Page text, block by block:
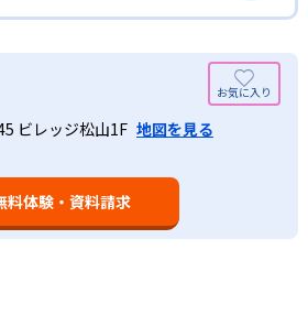
適化された学習計画を設計
は、生徒一人ひとりの学力／適性を
習の出発点を定め、生徒に最適化
る。また、生徒それぞれに最適な
、適切なアドバイスも実施。少しず
モールステップの教材となっている
く、無理なく無駄なく学習ができ
国語の基礎力を上げたい人向け
学）と国語を全ての教科の基礎に
導を重視している。算数（数学）
る力の育成を、国語では全ての学力
」「書く力」の育成に力を入れてい
切り離さず、くり返し学習と毎日の
に向いている。
、公式サイトでは公開されていな
ビレッジ松山1F 地図を見る
料体験・資料請求